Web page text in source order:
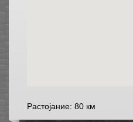
Растојание: 80 км